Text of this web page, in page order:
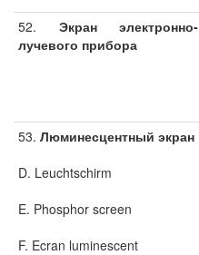
52. Экран электронно-
лучевого прибора
53. Люминесцентный экран
D. Leuchtschirm
E. Phosphor screen
F. Ecran luminescent